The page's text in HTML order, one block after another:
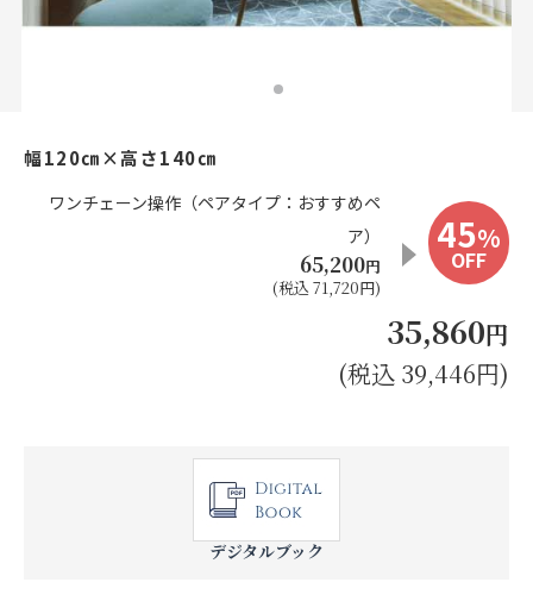
お見積り来店予約はこちら
法人のお客様へ
幅120㎝×高さ140㎝
ワンチェーン操作（ペアタイプ：おすすめペ
ア）
65,200円
(税込 71,720円)
45%
OFF
35,860円
(税込 39,446円)
デジタルブック